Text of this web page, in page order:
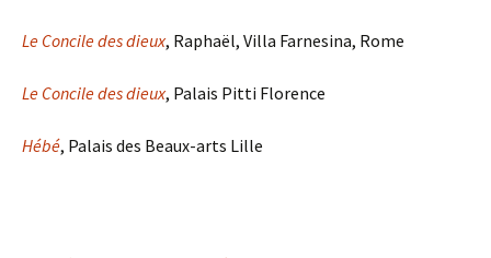
Le Concile des dieux, Raphaël, Villa Farnesina, Rome
Le Concile des dieux, Palais Pitti Florence
Hébé, Palais des Beaux-arts Lille